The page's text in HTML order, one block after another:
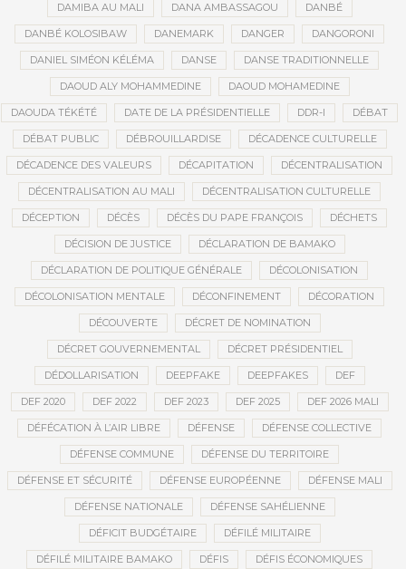
DAMIBA AU MALI DANA AMBASSAGOU DANBÉ
DANBÉ KOLOSIBAW DANEMARK DANGER DANGORONI
DANIEL SIMÉON KÉLÉMA DANSE DANSE TRADITIONNELLE
DAOUD ALY MOHAMMEDINE DAOUD MOHAMEDINE
DAOUDA TÉKÉTÉ DATE DE LA PRÉSIDENTIELLE DDR-I DÉBAT
DÉBAT PUBLIC DÉBROUILLARDISE DÉCADENCE CULTURELLE
DÉCADENCE DES VALEURS DÉCAPITATION DÉCENTRALISATION
DÉCENTRALISATION AU MALI DÉCENTRALISATION CULTURELLE
DÉCEPTION DÉCÈS DÉCÈS DU PAPE FRANÇOIS DÉCHETS
DÉCISION DE JUSTICE DÉCLARATION DE BAMAKO
DÉCLARATION DE POLITIQUE GÉNÉRALE DÉCOLONISATION
DÉCOLONISATION MENTALE DÉCONFINEMENT DÉCORATION
DÉCOUVERTE DÉCRET DE NOMINATION
DÉCRET GOUVERNEMENTAL DÉCRET PRÉSIDENTIEL
DÉDOLLARISATION DEEPFAKE DEEPFAKES DEF
DEF 2020 DEF 2022 DEF 2023 DEF 2025 DEF 2026 MALI
DÉFÉCATION À L’AIR LIBRE DÉFENSE DÉFENSE COLLECTIVE
DÉFENSE COMMUNE DÉFENSE DU TERRITOIRE
DÉFENSE ET SÉCURITÉ DÉFENSE EUROPÉENNE DÉFENSE MALI
DÉFENSE NATIONALE DÉFENSE SAHÉLIENNE
DÉFICIT BUDGÉTAIRE DÉFILÉ MILITAIRE
DÉFILÉ MILITAIRE BAMAKO DÉFIS DÉFIS ÉCONOMIQUES